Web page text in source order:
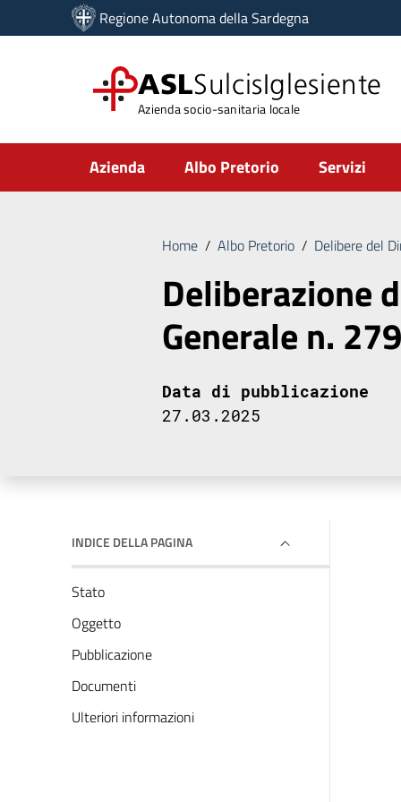
Vai ai contenuti
Vai al menu di navigazione
Regione Autonoma della Sardegna
ASLSulcisIglesiente
Azienda socio-sanitaria locale
Submenu
Azienda Albo Pretorio Servizi
Home / Albo Pretorio / Delibere del
Deliberazione
Generale n.
Data di pubblicazione
27.03.2025
INDICE DELLA PAGINA
Stato
Oggetto
Pubblicazione
Documenti
Ulteriori informazioni